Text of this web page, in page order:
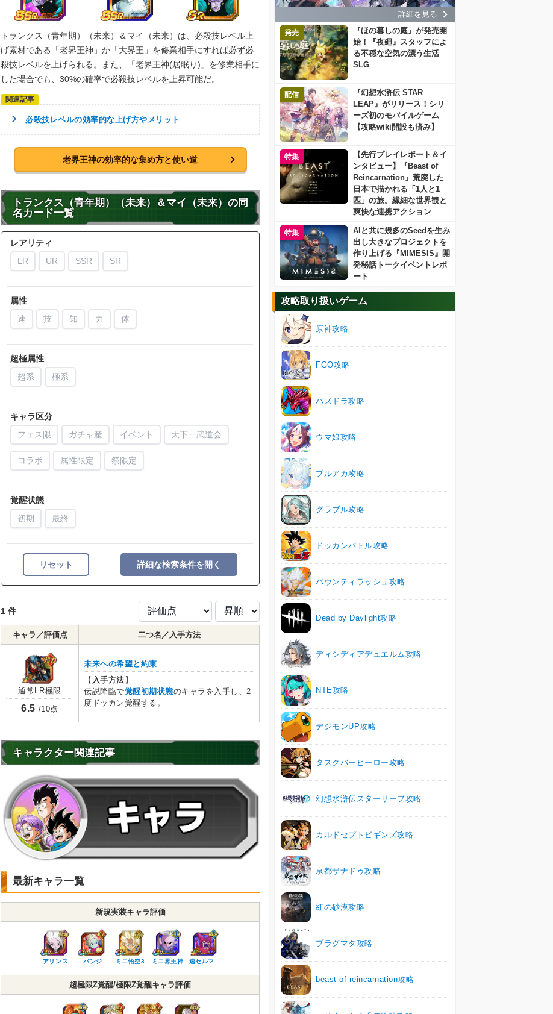
トランクス（青年期）（未来）＆マイ（未来）は、必殺技レベル上
げ素材である「老界王神」か「大界王」を修業相手にすれば必ず必
殺技レベルを上げられる。また、「老界王神(居眠り)」を修業相手に
した場合でも、30%の確率で必殺技レベルを上昇可能だ。
必殺技レベルの効率的な上げ方やメリット
老界王神の効率的な集め方と使い道
トランクス（青年期）（未来）＆マイ（未来）の同
名カード一覧
レアリティ
LR
UR SSR SR
属性
速
技 知 力 体
超極属性
超系
極系
キャラ区分
フェス限
ガチャ産 イベント 天下一武道会
コラボ 属性限定 祭限定
覚醒状態
初期
最終
リセット 詳細な検索条件を開く
1 件
キャラ／評価点 二つ名／入手方法
通常LR極限
6.5 /10点
未来への希望と約束
【 入手方法 】
伝説降臨で覚醒初期状態のキャラを入手し、2
度ドッカン覚醒する。
キャラクター関連記事
最新キャラ一覧
新規実装キャラ評価
アリンス パンジ ミニ悟空3 ミニ界王神 速セルマ…
超極限Z覚醒/極限Z覚醒キャラ評価
詳細を見る
発売
『ほの暮しの庭』が発売開
始！『夜廻』スタッフによ
る不穏な空気の漂う生活
SLG
配信
『幻想水滸伝 STAR
LEAP』がリリース！シリ
ーズ初のモバイルゲーム
【攻略wiki開設も済み】
特集
【先行プレイレポート＆イ
ンタビュー】『Beast of
Reincarnation』荒廃した
日本で描かれる「1人と1
匹」の旅。繊細な世界観と
爽快な連携アクション
特集
AIと共に幾多のSeedを生み
出し大きなプロジェクトを
作り上げる『MIMESIS』開
発秘話トークイベントレポ
ート
攻略取り扱いゲーム
原神攻略
FGO攻略
パズドラ攻略
ウマ娘攻略
ブルアカ攻略
グラブル攻略
ドッカンバトル攻略
バウンティラッシュ攻略
Dead by Daylight攻略
ディシディアデュエルム攻略
NTE攻略
デジモンUP攻略
タスクバーヒーロー攻略
幻想水滸伝スターリープ攻略
カルドセプトビギンズ攻略
亰都ザナドゥ攻略
紅の砂漠攻略
プラグマタ攻略
beast of reincarnation攻略